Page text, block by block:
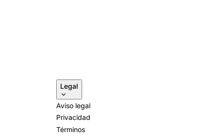
Legal
Aviso legal
Privacidad
Términos